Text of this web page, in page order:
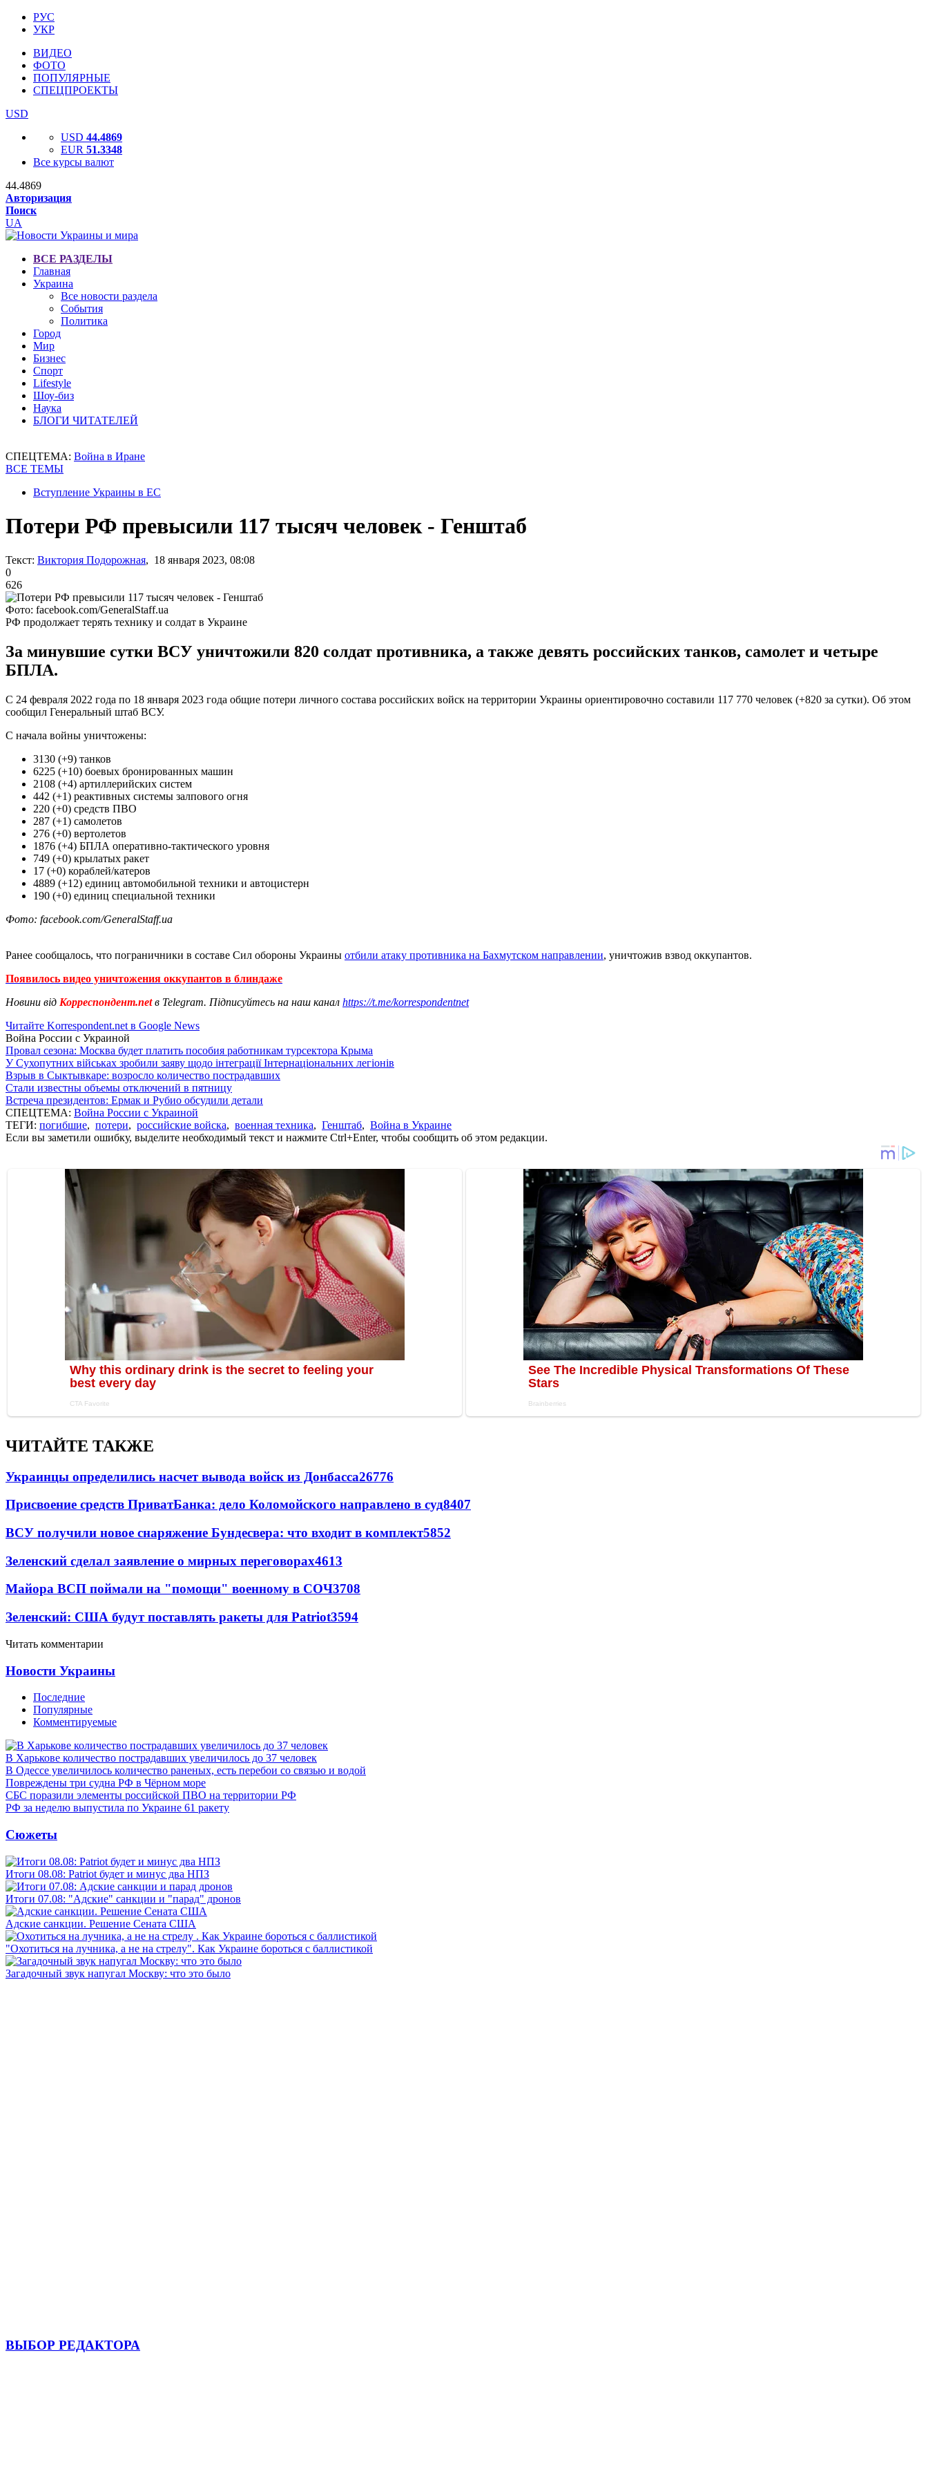
РУС
УКР
ВИДЕО
ФОТО
ПОПУЛЯРНЫЕ
СПЕЦПРОЕКТЫ
USD
USD 44.4869
EUR 51.3348
Все курсы валют
44.4869
Авторизация
Поиск
UA
ВСЕ РАЗДЕЛЫ
Главная
Украина
Все новости раздела
События
Политика
Город
Мир
Бизнес
Спорт
Lifestyle
Шоу-биз
Наука
БЛОГИ ЧИТАТЕЛЕЙ
СПЕЦТЕМА: Война в Иране
ВСЕ ТЕМЫ
Вступление Украины в ЕС
Потери РФ превысили 117 тысяч человек - Генштаб
Текст: Виктория Подорожная, 18 января 2023, 08:08
0
626
Фото: facebook.com/GeneralStaff.ua
РФ продолжает терять технику и солдат в Украине
За минувшие сутки ВСУ уничтожили 820 солдат противника, а также девять российских танков, самолет и четыре
БПЛА.
С 24 февраля 2022 года по 18 января 2023 года общие потери личного состава российских войск на территории Украины ориентировочно составили 117 770 человек (+820 за сутки). Об этом
сообщил Генеральный штаб ВСУ.
С начала войны уничтожены:
3130 (+9) танков
6225 (+10) боевых бронированных машин
2108 (+4) артиллерийских систем
442 (+1) реактивных системы залпового огня
220 (+0) средств ПВО
287 (+1) самолетов
276 (+0) вертолетов
1876 (+4) БПЛА оперативно-тактического уровня
749 (+0) крылатых ракет
17 (+0) кораблей/катеров
4889 (+12) единиц автомобильной техники и автоцистерн
190 (+0) единиц специальной техники
Фото: facebook.com/GeneralStaff.ua
Ранее сообщалось, что пограничники в составе Сил обороны Украины отбили атаку противника на Бахмутском направлении, уничтожив взвод оккупантов.
Появилось видео уничтожения оккупантов в блиндаже
Новини від Корреспондент.netв Telegram. Підписуйтесь на наш канал https://t.me/korrespondentnet
Читайте Korrespondent.net в Google News
Война России с Украиной
Провал сезона: Москва будет платить пособия работникам турсектора Крыма
У Сухопутних військах зробили заяву щодо інтеграції Інтернаціональних легіонів
Взрыв в Сыктывкаре: возросло количество пострадавших
Стали известны объемы отключений в пятницу
Встреча президентов: Ермак и Рубио обсудили детали
СПЕЦТЕМА: Война России с Украиной
ТЕГИ: погибшие, потери, российские войска, военная техника, Генштаб, Война в Украине
Если вы заметили ошибку, выделите необходимый текст и нажмите Ctrl+Enter, чтобы сообщить об этом редакции.
ЧИТАЙТЕ ТАКЖЕ
Украинцы определились насчет вывода войск из Донбасса26776
Присвоение средств ПриватБанка: дело Коломойского направлено в суд8407
ВСУ получили новое снаряжение Бундесвера: что входит в комплект5852
Зеленский сделал заявление о мирных переговорах4613
Майора ВСП поймали на "помощи" военному в СОЧ3708
Зеленский: США будут поставлять ракеты для Patriot3594
Читать комментарии
Новости Украины
Последние
Популярные
Комментируемые
В Харькове количество пострадавших увеличилось до 37 человек
В Одессе увеличилось количество раненых, есть перебои со связью и водой
Повреждены три судна РФ в Чёрном море
СБС поразили элементы российской ПВО на территории РФ
РФ за неделю выпустила по Украине 61 ракету
Сюжеты
Итоги 08.08: Patriot будет и минус два НПЗ
Итоги 07.08: "Адские" санкции и "парад" дронов
Адские санкции. Решение Сената США
"Охотиться на лучника, а не на стрелу". Как Украине бороться с баллистикой
Загадочный звук напугал Москву: что это было
ВЫБОР РЕДАКТОРА